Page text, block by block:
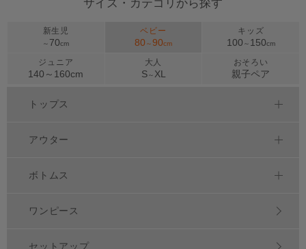
サイズ・カテゴリから探す
新生児
～ 70cm
ベビー
80 ～90cm
キッズ
100 ～ 150cm
ジュニア
140～ 160cm
大人
S～ XL
おそろい
親子ペア
トップス
アウター
ボトムス
ワンピース
セットアップ